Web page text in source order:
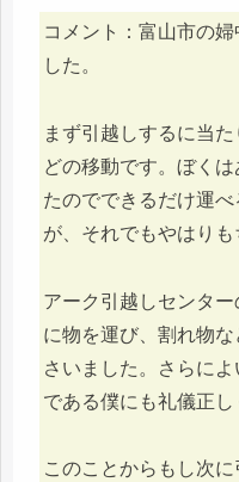
コメント：富山市の
した。
まず引越しするに当
どの移動です。ぼく
たのでできるだけ運
が、それでもやはりも
アーク引越しセンタ
に物を運び、割れ物
さいました。さらに
である僕にも礼儀正し
このことからもし次に